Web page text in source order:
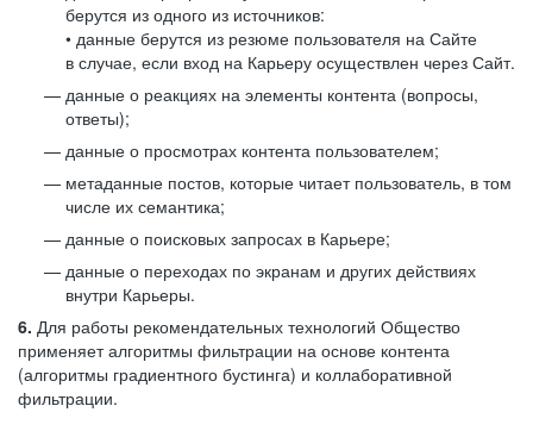
берутся из одного из источников:
• данные берутся из резюме пользователя на Сайте
в случае, если вход на Карьеру осуществлен через Сайт.
данные о реакциях на элементы контента (вопросы,
ответы);
данные о просмотрах контента пользователем;
метаданные постов, которые читает пользователь, в том
числе их семантика;
данные о поисковых запросах в Карьере;
данные о переходах по экранам и других действиях
внутри Карьеры.
6. Для работы рекомендательных технологий Общество
применяет алгоритмы фильтрации на основе контента
(алгоритмы градиентного бустинга) и коллаборативной
фильтрации.